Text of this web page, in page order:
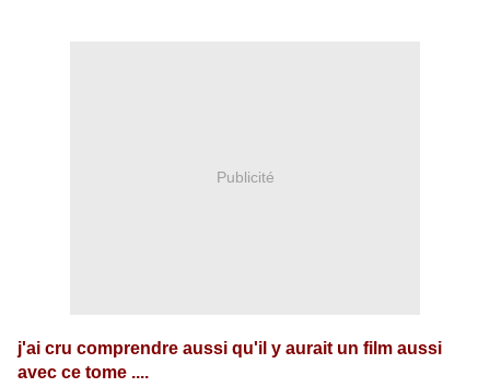
Publicité
j'ai cru comprendre aussi qu'il y aurait un film aussi
avec ce tome ....